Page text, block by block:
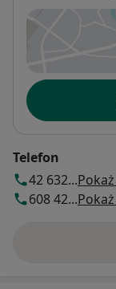
Dostępność
Telefon
42 632...
608 42...